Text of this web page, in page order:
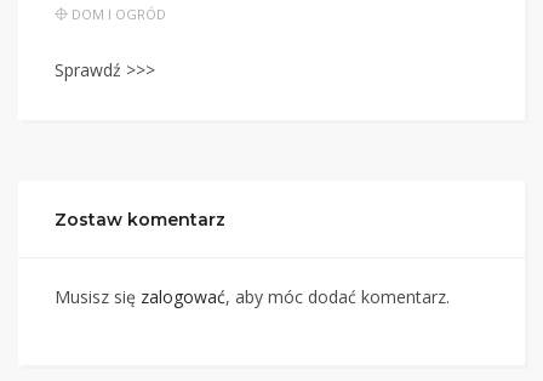
DOM I OGRÓD
Sprawdź >>>
Zostaw komentarz
Musisz się zalogować, aby móc dodać komentarz.